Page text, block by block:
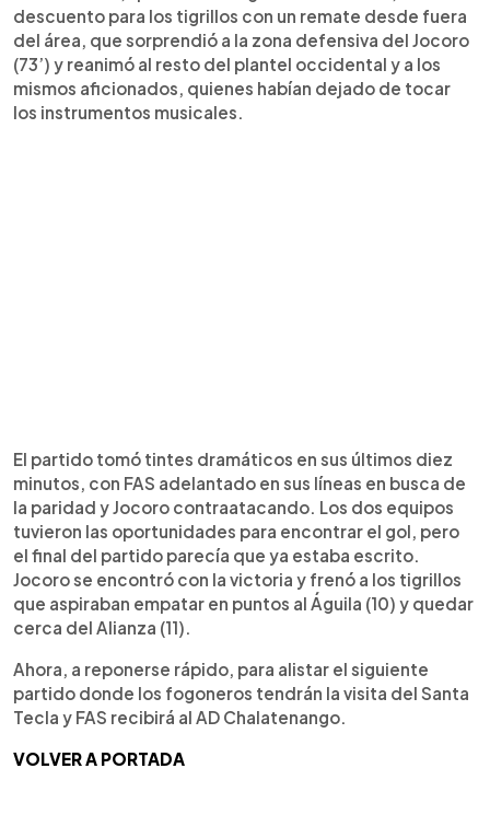
descuento para los tigrillos con un remate desde fuera
del área, que sorprendió a la zona defensiva del Jocoro
(73’) y reanimó al resto del plantel occidental y a los
mismos aficionados, quienes habían dejado de tocar
los instrumentos musicales.
El partido tomó tintes dramáticos en sus últimos diez
minutos, con FAS adelantado en sus líneas en busca de
la paridad y Jocoro contraatacando. Los dos equipos
tuvieron las oportunidades para encontrar el gol, pero
el final del partido parecía que ya estaba escrito.
Jocoro se encontró con la victoria y frenó a los tigrillos
que aspiraban empatar en puntos al Águila (10) y quedar
cerca del Alianza (11).
Ahora, a reponerse rápido, para alistar el siguiente
partido donde los fogoneros tendrán la visita del Santa
Tecla y FAS recibirá al AD Chalatenango.
VOLVER A PORTADA